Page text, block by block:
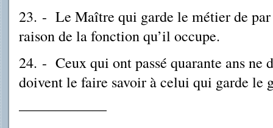
23. - Le Maître qui garde le métier de
raison de la fonction qu’il occupe.
24. - Ceux qui ont passé quarante ans
doivent le faire savoir à celui qui garde le
––––––––––––